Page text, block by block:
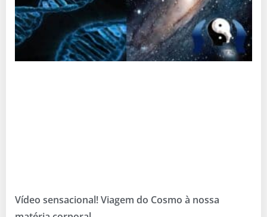
Vídeo sensacional! Viagem do Cosmo à nossa